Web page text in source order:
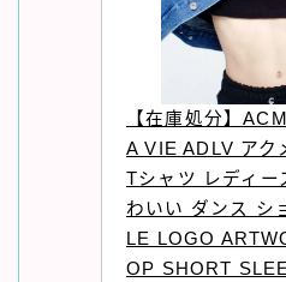
【在庫処分】
A VIE ADLV アク
Tシャツ レディー
わいい ダンス シ
LE LOGO
OP SHORT